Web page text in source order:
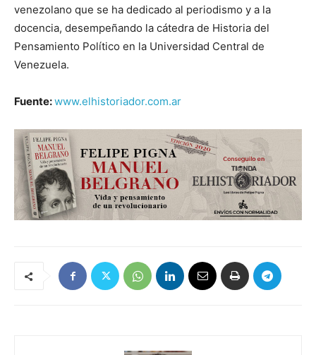
venezolano que se ha dedicado al periodismo y a la
docencia, desempeñando la cátedra de Historia del
Pensamiento Político en la Universidad Central de
Venezuela.
Fuente:www.elhistoriador.com.ar